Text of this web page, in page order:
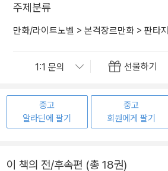
주제분류
만화/라이트노벨 > 본격장르만화 > 판타지
선물하기
중고
알라딘에 팔기
중고
회원에게 팔기
이 책의 전/후속편 (총 18권)